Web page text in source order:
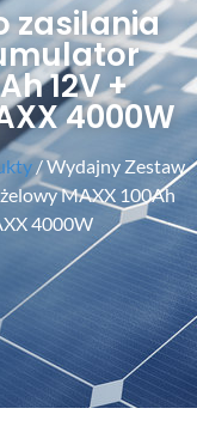
zasilania
12V +
4000W
/ Wydajny Zestaw
MAXX 100Ah
4000W